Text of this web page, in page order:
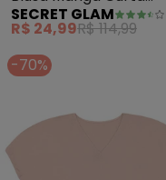
Estampada (Rosa)
SECRET GLAM
R$ 24,99R$ 114,99
-70%